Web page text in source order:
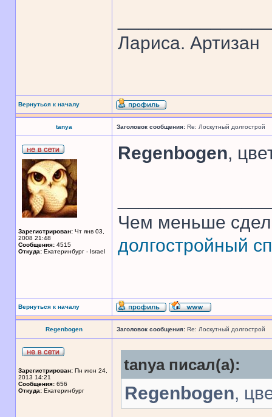
Лариса. Артизан
Вернуться к началу
tanya Заголовок сообщения: Re: Лоскутный долгострой
Зарегистрирован: Чт янв 03,
2008 21:48
Сообщения: 4515
Откуда: Екатеринбург - Israel
Regenbogen,
Чем меньше
долгостройный
Вернуться к началу
Regenbogen Заголовок сообщения: Re: Лоскутный долгострой
Зарегистрирован: Пн июн 24,
2013 14:21
Сообщения: 656
Откуда: Екатеринбург
tanya писал(а):
Regenbogen,